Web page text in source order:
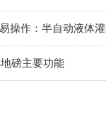
磅主要功能